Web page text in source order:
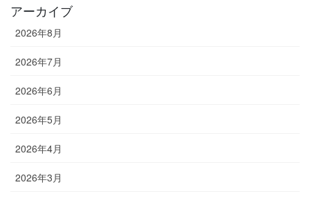
アーカイブ
2026年8月
2026年7月
2026年6月
2026年5月
2026年4月
2026年3月